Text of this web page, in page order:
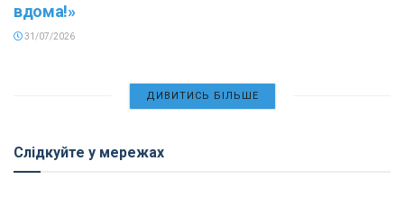
вдома!»
31/07/2026
ДИВИТИСЬ БІЛЬШЕ
Слідкуйте у мережах